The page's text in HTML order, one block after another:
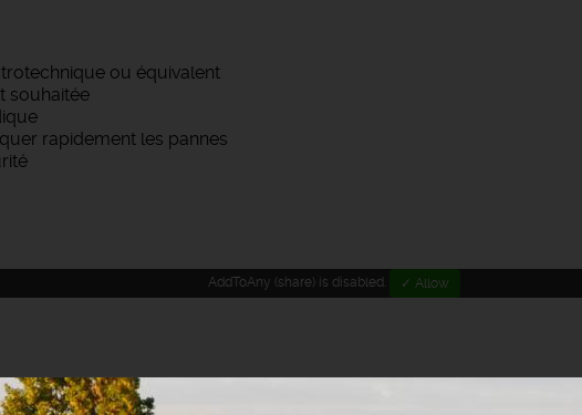
ou équivalent
souhaitée
rapidement les pannes
AddToAny (share) is disabled. ✓ Allow